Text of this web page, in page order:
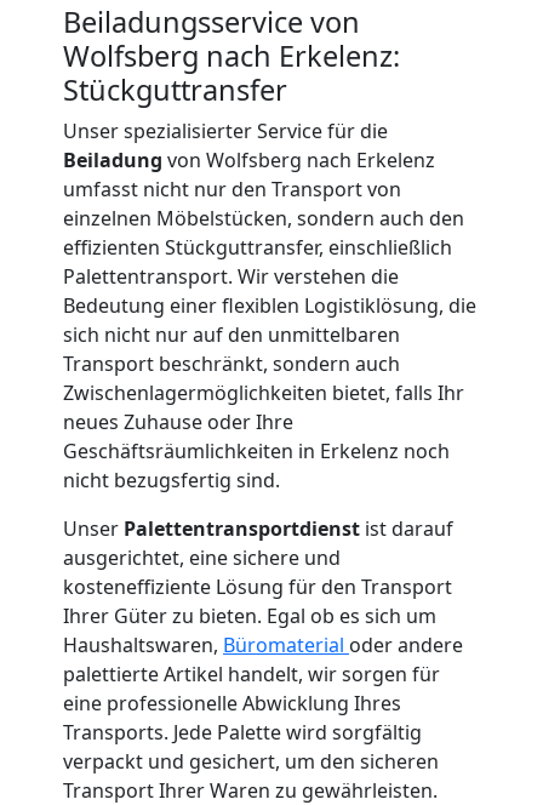
Beiladungsservice von
Wolfsberg nach Erkelenz:
Stückguttransfer
Unser spezialisierter Service für die
Beiladung von Wolfsberg nach Erkelenz
umfasst nicht nur den Transport von
einzelnen Möbelstücken, sondern auch den
effizienten Stückguttransfer, einschließlich
Palettentransport. Wir verstehen die
Bedeutung einer flexiblen Logistiklösung, die
sich nicht nur auf den unmittelbaren
Transport beschränkt, sondern auch
Zwischenlagermöglichkeiten bietet, falls Ihr
neues Zuhause oder Ihre
Geschäftsräumlichkeiten in Erkelenz noch
nicht bezugsfertig sind.
Unser Palettentransportdienst ist darauf
ausgerichtet, eine sichere und
kosteneffiziente Lösung für den Transport
Ihrer Güter zu bieten. Egal ob es sich um
Haushaltswaren, Büromaterial oder andere
palettierte Artikel handelt, wir sorgen für
eine professionelle Abwicklung Ihres
Transports. Jede Palette wird sorgfältig
verpackt und gesichert, um den sicheren
Transport Ihrer Waren zu gewährleisten.
Beiladung
International
Internationaler
Umzug
Nationaler
Umzug